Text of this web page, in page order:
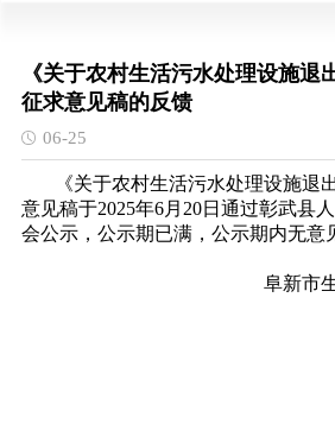
《关于农村生活污水处理设施退
征求意见稿的反馈
06-25
《关于农村生活污水处理设施退
意见稿于2025年6月20日通过彰武县
会公示，公示期已满，公示期内无意
阜新市